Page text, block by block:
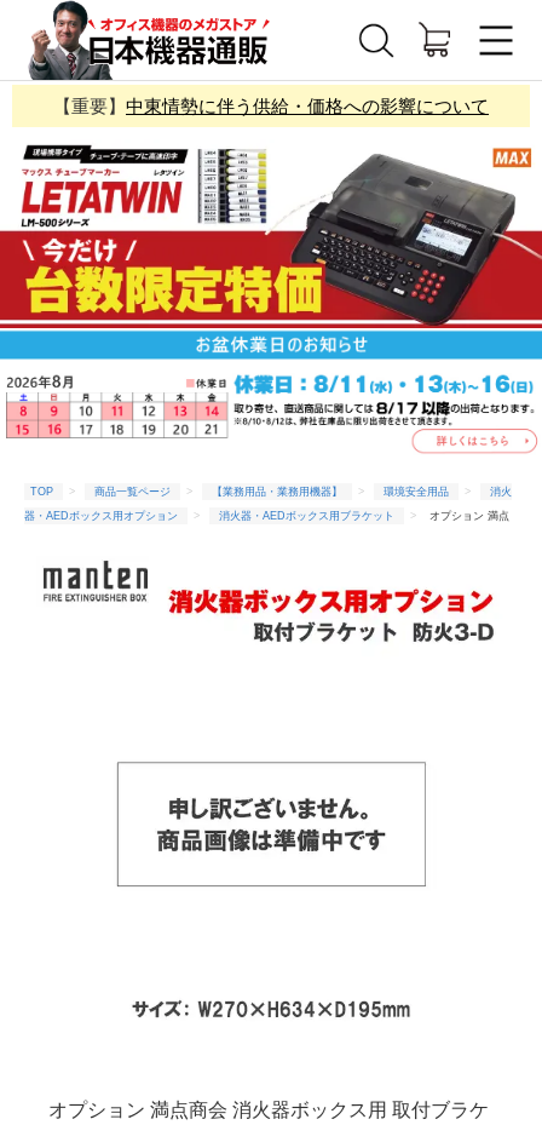
【重要】 中東情勢に伴う供給・価格への影響について
TOP 商品一覧ページ 【業務用品・業務用機器】 環境安全用品
消火
器・AEDボックス用オプション
消火器・AEDボックス用ブラケット
オプション 満点
オプション 満点商会 消火器ボックス用 取付ブラケ